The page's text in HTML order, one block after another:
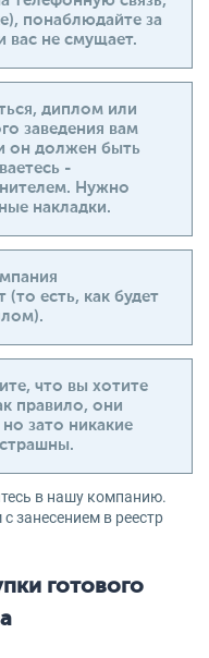
понаблюдайте за
вас не смущает.
диплом или
заведения вам
он должен быть
-
Нужно
накладки.
(то есть, как будет
что вы хотите
правило, они
зато никакие
в нашу компанию.
занесением в реестр
готового